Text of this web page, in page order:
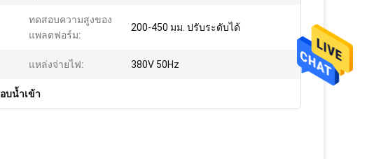
ทดสอบความสูงของ
แพลตฟอร์ม:
200-450 มม. ปรับระดับได้
แหล่งจ่ายไฟ: 380V 50Hz
บน้ำเข้า